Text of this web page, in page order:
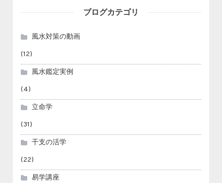
ブログカテゴリ
風水対策の動画
(12)
風水鑑定実例
(4)
立命学
(31)
干支の活学
(22)
易学講座